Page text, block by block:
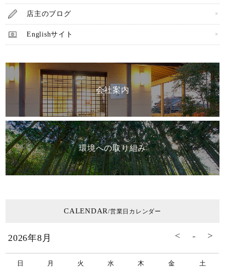
店主のブログ
Englishサイト
会社案内
環境への取り組み
CALENDAR/営業日カレンダー
2026年8月
日 月 火 水 木 金 土